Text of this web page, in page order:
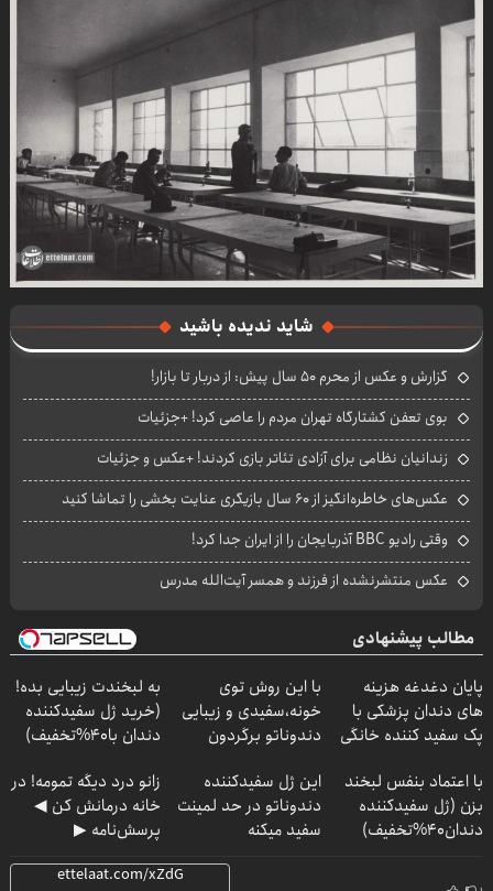
شاید ندیده باشید
گزارش و عکس‌ از محرم ۵۰ سال پیش: از دربار تا بازار!
بوی تعفن کشتارگاه تهران مردم را عاصی کرد! +جزئیات
زندانیان نظامی برای آزادی تئاتر بازی کردند! +عکس و جزئیات
عکس‌های خاطره‌انگیز از ۶۰ سال بازیگری عنایت بخشی را تماشا کنید
وقتی رادیو BBC آذربایجان را از ایران جدا کرد!
عکس منتشرنشده از فرزند و همسر آیت‌الله مدرس
مطالب پیشنهادی
پایان دغدغه هزینه
های دندان پزشکی با
پک سفید کننده خانگی
با این روش توی
خونه،سفیدی و زیبایی
دندوناتو برگردون
به لبخندت زیبایی بده!
(خرید ژل سفیدکننده
دندان با40%تخفیف)
با اعتماد بنفس لبخند
بزن (ژل سفیدکننده
دندان40%تخفیف)
این ژل سفیدکننده
دندوناتو در حد لمینت
سفید میکنه
زانو درد دیگه تمومه! در
خانه درمانش کن ◀
پرسش‌نامه ▶